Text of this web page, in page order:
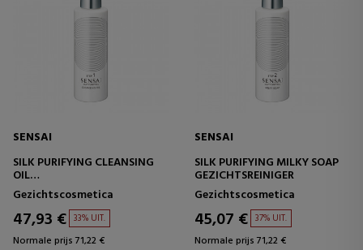
SENSAI
SILK PURIFYING CLEANSING
OIL
REINIGINGSOLIE
Gezichtscosmetica
47,93 € 33% UIT.
Normale prijs 71,22 €
SENSAI
SILK PURIFYING MILKY SOAP
GEZICHTSREINIGER
Gezichtscosmetica
45,07 € 37% UIT.
Normale prijs 71,22 €